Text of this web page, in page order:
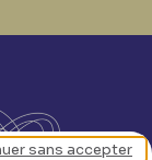
sans accepter